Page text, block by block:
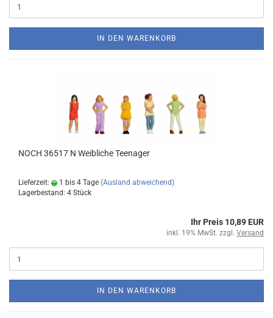
IN DEN WARENKORB
NOCH 36517 N Weibliche Teenager
Lieferzeit: 1 bis 4 Tage (Ausland abweichend)
Lagerbestand: 4 Stück
Ihr Preis 10,89 EUR
inkl. 19% MwSt. zzgl. Versand
IN DEN WARENKORB